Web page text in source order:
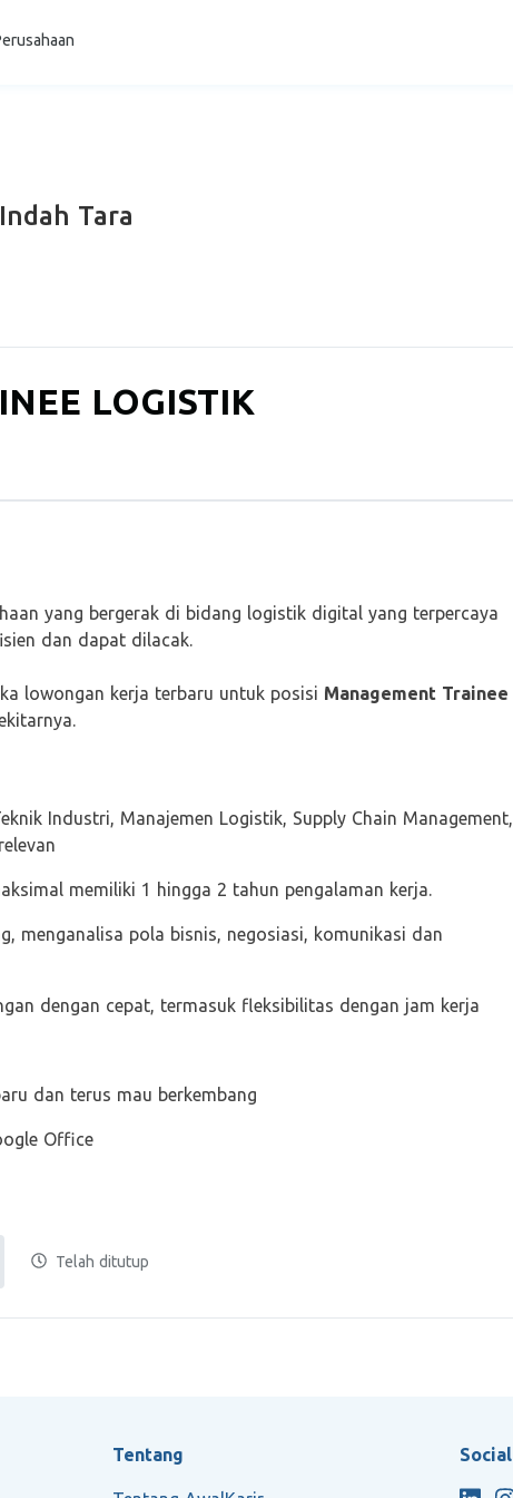
Tara
LOGISTIK
yang bergerak di bidang logistik digital yang terpercaya
dan dapat dilacak.
lowongan kerja terbaru untuk posisi Management Trainee
Industri, Manajemen Logistik, Supply Chain Management,
memiliki 1 hingga 2 tahun pengalaman kerja.
menganalisa pola bisnis, negosiasi, komunikasi dan
dengan cepat, termasuk fleksibilitas dengan jam kerja
dan terus mau berkembang
Office
Telah ditutup
Tentang Social